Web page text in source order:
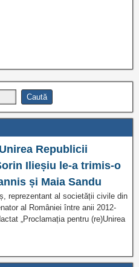
Republicii
Ilieșiu le-a trimis-o
și Maia Sandu
reprezentant al societății civile din
al României între anii 2012-
„Proclamația pentru (re)Unirea